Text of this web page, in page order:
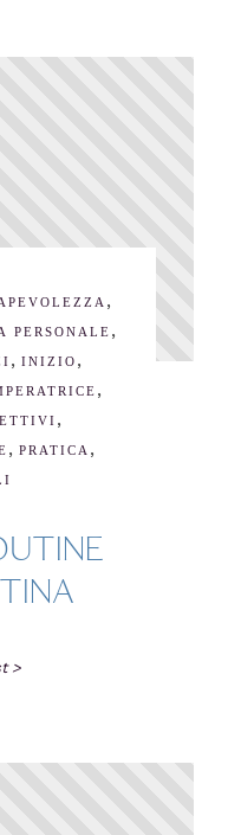
,
PERSONALE ,
, INIZIO ,
,
,
, PRATICA ,
>